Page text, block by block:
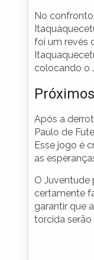
No
foi um revés
colocando o
Após a
Paulo de
Esse jogo é
as
O Juventude
certamente
garantir que
torcida